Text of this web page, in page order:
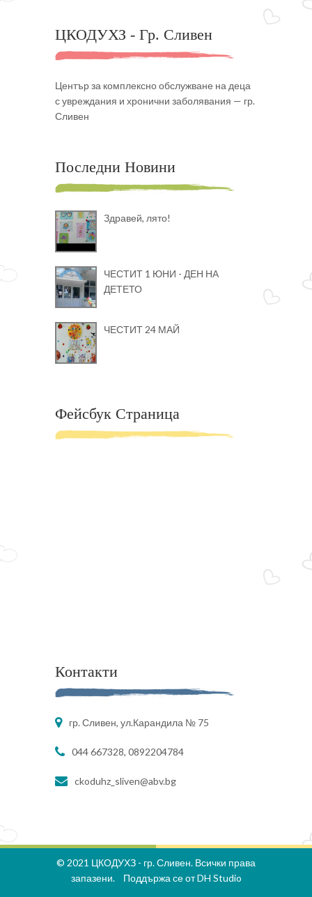
ЦКОДУХЗ - Гр. Сливен
Център за комплексно обслужване на деца
с увреждания и хронични заболявания — гр.
Сливен
Последни Новини
Здравей, лято!
ЧЕСТИТ 1 ЮНИ - ДЕН НА
ДЕТЕТО
ЧЕСТИТ 24 МАЙ
Фейсбук Страница
Контакти
гр. Сливен, ул.Карандила № 75
044 667328, 0892204784
ckoduhz_sliven@abv.bg
© 2021 ЦКОДУХЗ - гр. Сливен. Всички права
запазени. Поддържа се отDH Studio